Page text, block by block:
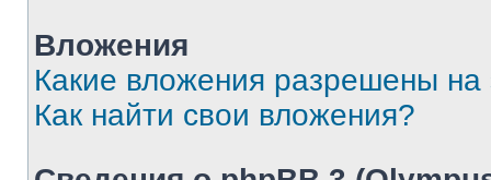
Вложения
Какие вложения разрешены
Как найти свои вложения?